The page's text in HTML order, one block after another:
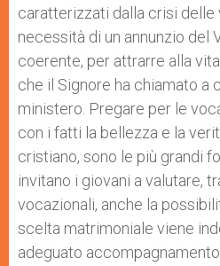
caratterizzati dalla crisi delle
necessità di un annunzio del
coerente, per attrarre alla
che il Signore ha chiamato a
ministero. Pregare per le
con i fatti la bellezza e la
cristiano, sono le più grandi
invitano i giovani a valutare,
vocazionali, anche la
scelta matrimoniale viene
adeguato